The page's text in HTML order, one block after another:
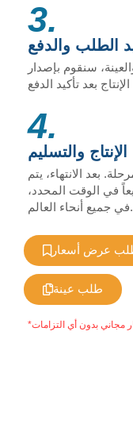
3.
الطلب والدفع
سنقوم بإصدار
4.
الإنتاج والتسليم
بعد الانتهاء، يتم
في الوقت المحدد،
في جميع أنحاء العالم.
عرض أسعار
طلب عينة
بدون أي التزامات